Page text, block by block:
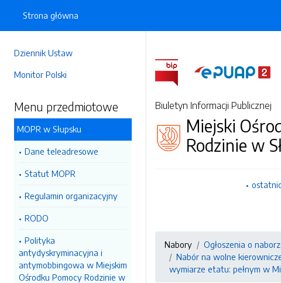
Dziennik Ustaw
Monitor Polski
Menu przedmiotowe
MOPR w Słupsku
Dane teleadresowe
Statut MOPR
Regulamin organizacyjny
RODO
Polityka
antydyskryminacyjna i
antymobbingowa w Miejskim
Ośrodku Pomocy Rodzinie w
Strona główna
Biuletyn Informacji Publicznej
Miejski
Rodzinie w
Nabory
Ogłoszenia o
Nabór na wolne
wymiarze etatu: pełnym w